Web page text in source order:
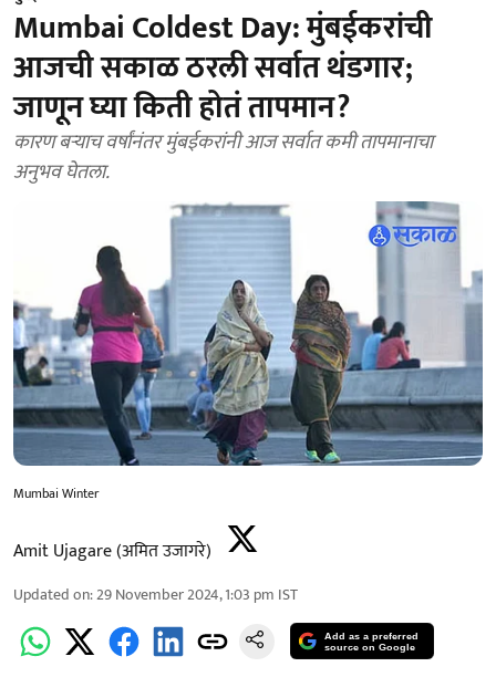
Mumbai Coldest Day: मुंबईकरांची
आजची सकाळ ठरली सर्वात थंडगार;
जाणून घ्या किती होतं तापमान?
कारण बऱ्याच वर्षांनंतर मुंबईकरांनी आज सर्वात कमी तापमानाचा
अनुभव घेतला.
Mumbai Winter
Amit Ujagare (अमित उजागरे)
Updated on:29 November 2024, 1:03 pm IST
Add as a preferred
source on Google